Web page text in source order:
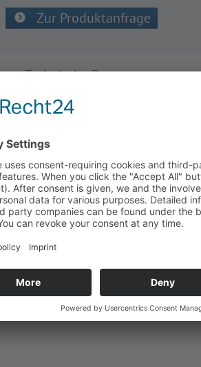
Zur Produktanfrage
Technische Daten
Passend für
Zurück zum Produkt